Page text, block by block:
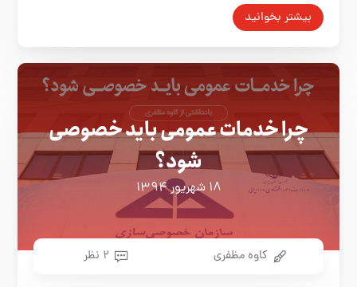
بیشتر بخوانید
چرا خدمات عمومی باید خصوصی
شود؟
۱۸ شهریور ۱۳۹۴
کاوه مظفری ۲ نظر